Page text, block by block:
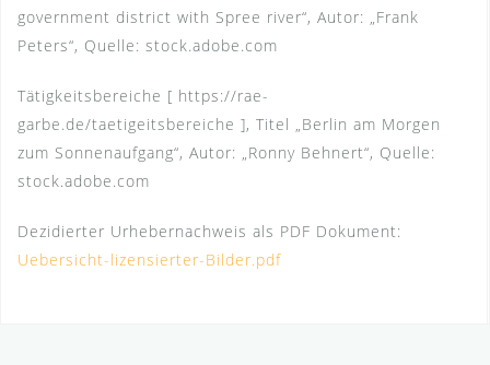
government district with Spree river“, Autor: „Frank
Peters“, Quelle: stock.adobe.com
Tätigkeitsbereiche [ https://rae-
garbe.de/taetigeitsbereiche ], Titel „Berlin am Morgen
zum Sonnenaufgang“, Autor: „Ronny Behnert“, Quelle:
stock.adobe.com
Dezidierter Urhebernachweis als PDF Dokument:
Uebersicht-lizensierter-Bilder.pdf